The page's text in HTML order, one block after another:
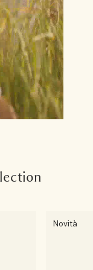
Novità